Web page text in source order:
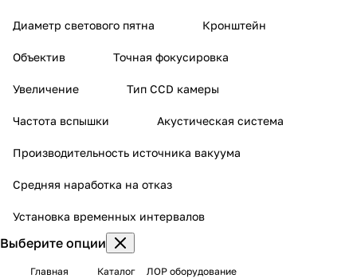
Диаметр светового пятна Кронштейн
Объектив Точная фокусировка
Увеличение Тип CCD камеры
Частота вспышки Акустическая система
Производительность источника вакуума
Средняя наработка на отказ
Установка временных интервалов
Выберите опции
Главная Каталог ЛОР оборудование